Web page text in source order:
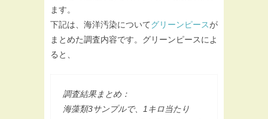
ます。
下記は、海洋汚染についてグリーンピースが
まとめた調査内容です。グリーンピースによ
ると、
調査結果まとめ：
海藻類3サンプルで、1キロ当たり